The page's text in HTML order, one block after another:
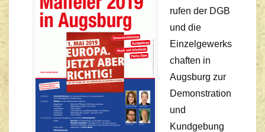
rufen der DGB
und die
Einzelgewerks
chaften in
Augsburg zur
Demonstration
und
Kundgebung